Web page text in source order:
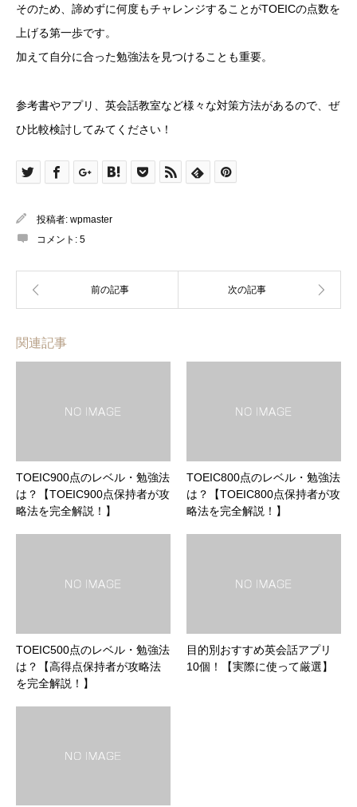
そのため、諦めずに何度もチャレンジすることがTOEICの点数を
上げる第一歩です。
加えて自分に合った勉強法を見つけることも重要。
参考書やアプリ、英会話教室など様々な対策方法があるので、ぜ
ひ比較検討してみてください！
投稿者: wpmaster
コメント: 5
関連記事
TOEIC900点のレベル・勉強法
は？【TOEIC900点保持者が攻
略法を完全解説！】
TOEIC800点のレベル・勉強法
は？【TOEIC800点保持者が攻
略法を完全解説！】
TOEIC500点のレベル・勉強法
は？【高得点保持者が攻略法
を完全解説！】
目的別おすすめ英会話アプリ
10個！【実際に使って厳選】